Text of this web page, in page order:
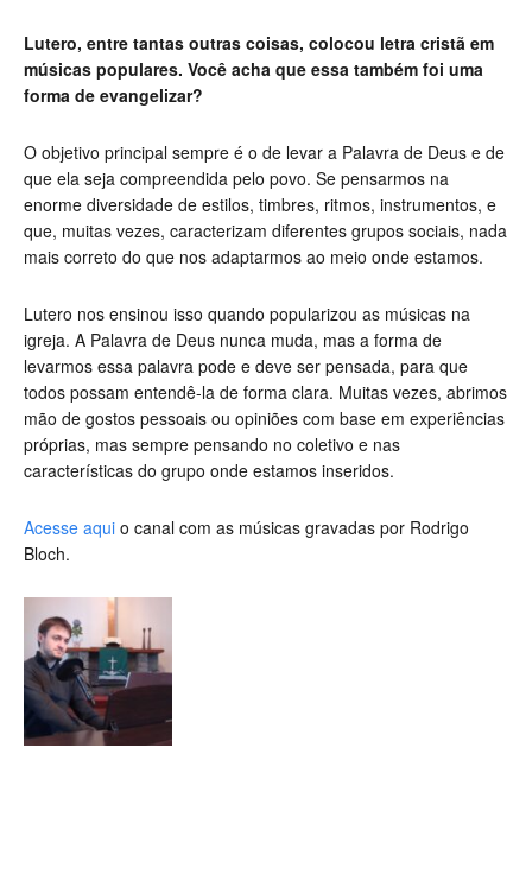
Lutero, entre tantas outras coisas, colocou letra cristã em
músicas populares. Você acha que essa também foi uma
forma de evangelizar?
O objetivo principal sempre é o de levar a Palavra de Deus e de
que ela seja compreendida pelo povo. Se pensarmos na
enorme diversidade de estilos, timbres, ritmos, instrumentos, e
que, muitas vezes, caracterizam diferentes grupos sociais, nada
mais correto do que nos adaptarmos ao meio onde estamos.
Lutero nos ensinou isso quando popularizou as músicas na
igreja. A Palavra de Deus nunca muda, mas a forma de
levarmos essa palavra pode e deve ser pensada, para que
todos possam entendê-la de forma clara. Muitas vezes, abrimos
mão de gostos pessoais ou opiniões com base em experiências
próprias, mas sempre pensando no coletivo e nas
características do grupo onde estamos inseridos.
Acesse aqui o canal com as músicas gravadas por Rodrigo
Bloch.